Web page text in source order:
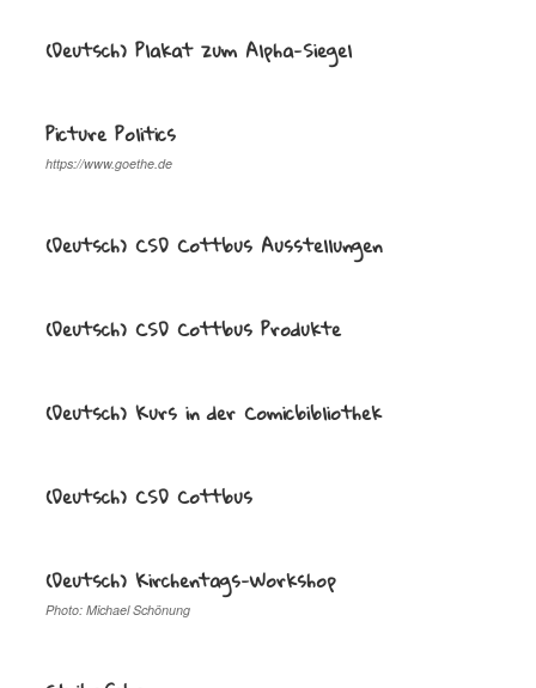
(Deutsch) Plakat zum Alpha-Siegel
Picture Politics
https://www.goethe.de
(Deutsch) CSD Cottbus Ausstellungen
(Deutsch) CSD Cottbus Produkte
(Deutsch) Kurs in der Comicbibliothek
(Deutsch) CSD Cottbus
(Deutsch) Kirchentags-Workshop
Photo: Michael Schönung